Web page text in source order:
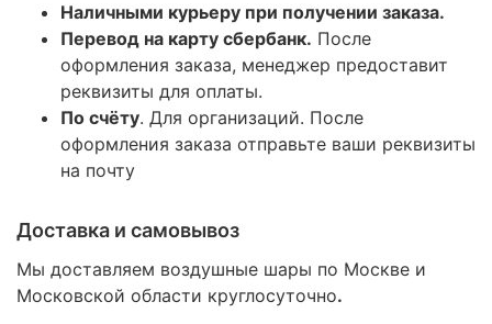
Наличными курьеру при получении заказа.
Перевод на карту сбербанк. После
оформления заказа, менеджер предоставит
реквизиты для оплаты.
По счёту. Для организаций. После
оформления заказа отправьте ваши реквизиты
на почту
Доставка и самовывоз
Мы доставляем воздушные шары по Москве и
Московской области круглосуточно.